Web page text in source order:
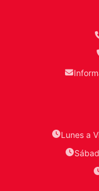
Lunes a